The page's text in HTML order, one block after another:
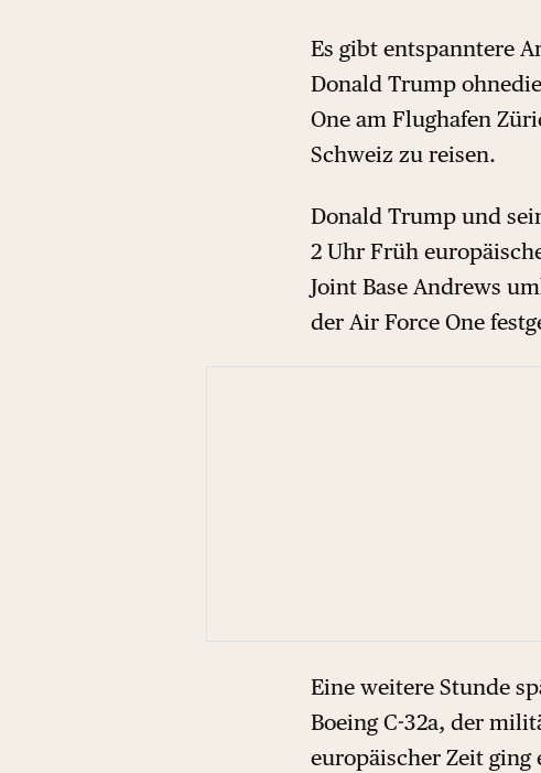
Es gibt entspanntere
Donald Trump
One am Flughafen
Schweiz zu reisen.
Donald Trump und
2 Uhr Früh
Joint Base Andrews
der Air Force One
Eine weitere Stunde
Boeing C-32a, der
europäischer Zeit